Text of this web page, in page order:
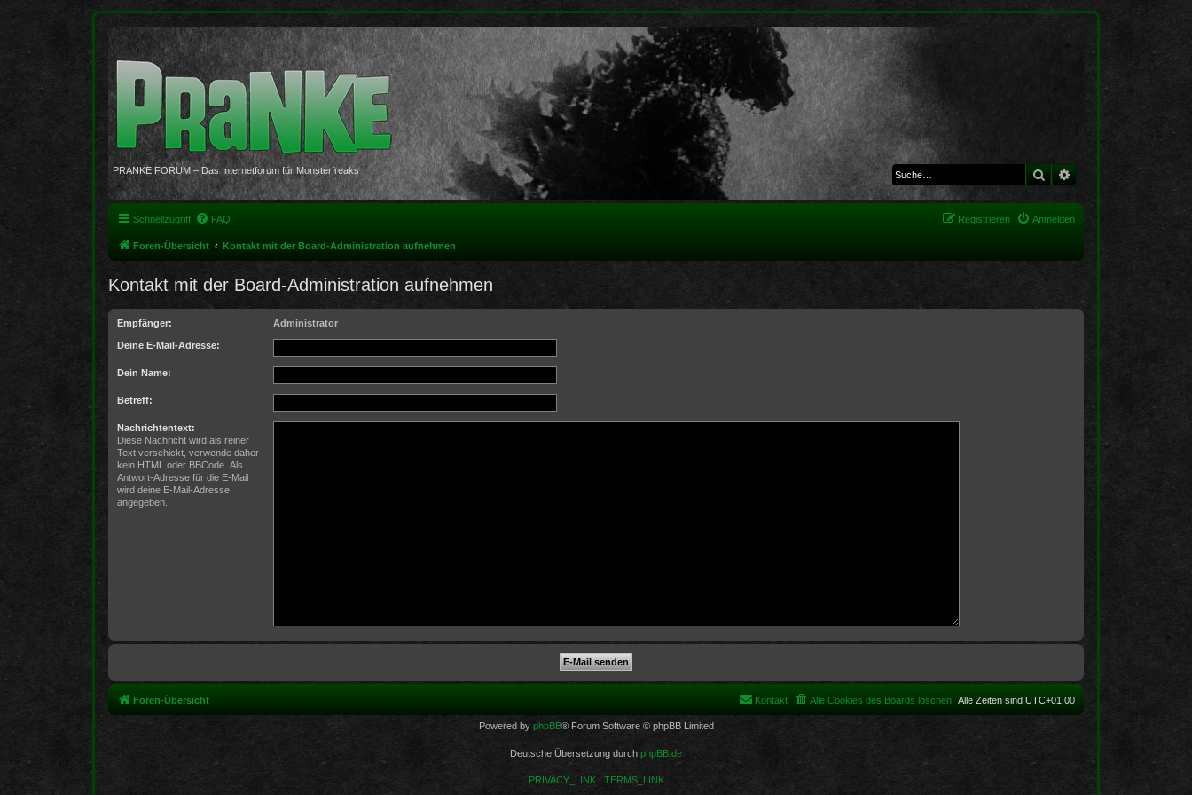
PRANKE FORUM – Das Internetforum für Monsterfreaks Suche Erweiterte Suche
Schnellzugriff FAQ Anmelden
Registrieren
Foren-Übersicht Kontakt mit der Board-Administration aufnehmen
Kontakt mit der Board-Administration aufnehmen
Empfänger: Administrator
Deine E-Mail-Adresse:
Dein Name:
Betreff:
Nachrichtentext:
Diese Nachricht wird als reiner
Text verschickt, verwende daher
kein HTML oder BBCode. Als
Antwort-Adresse für die E-Mail
wird deine E-Mail-Adresse
angegeben.
Foren-Übersicht Alle Zeiten sind UTC+01:00
Alle Cookies des Boards löschen
Kontakt
Powered by phpBB® Forum Software © phpBB Limited
Deutsche Übersetzung durch phpBB.de
PRIVACY_LINK| TERMS_LINK